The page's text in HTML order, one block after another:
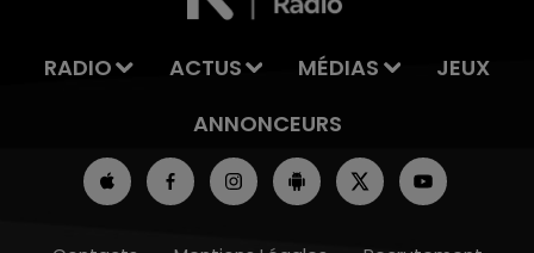
RADIO ACTUS MÉDIAS
JEUX
ANNONCEURS